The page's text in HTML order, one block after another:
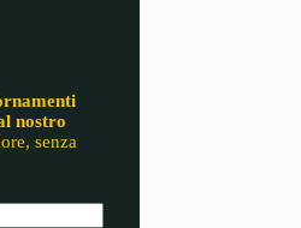
nostro
senza